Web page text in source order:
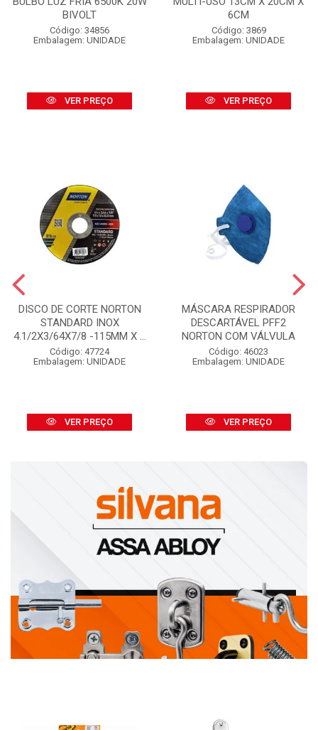
BIVOLT
Código: 34856
Embalagem: UNIDADE
VER PREÇO
6CM
Código: 3869
Embalagem: UNIDADE
VER PREÇO
DISCO DE CORTE NORTON
STANDARD INOX
4.1/2X3/64X7/8 -115MM X ...
Código: 47724
Embalagem: UNIDADE
VER PREÇO
MÁSCARA RESPIRADOR
DESCARTÁVEL PFF2
NORTON COM VÁLVULA
Código: 46023
Embalagem: UNIDADE
VER PREÇO